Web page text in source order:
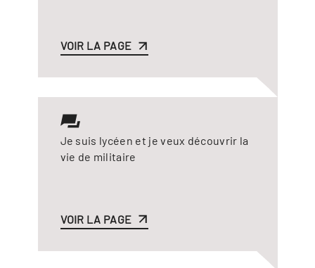
VOIR LA PAGE
Je suis lycéen et je veux découvrir la
vie de militaire
VOIR LA PAGE